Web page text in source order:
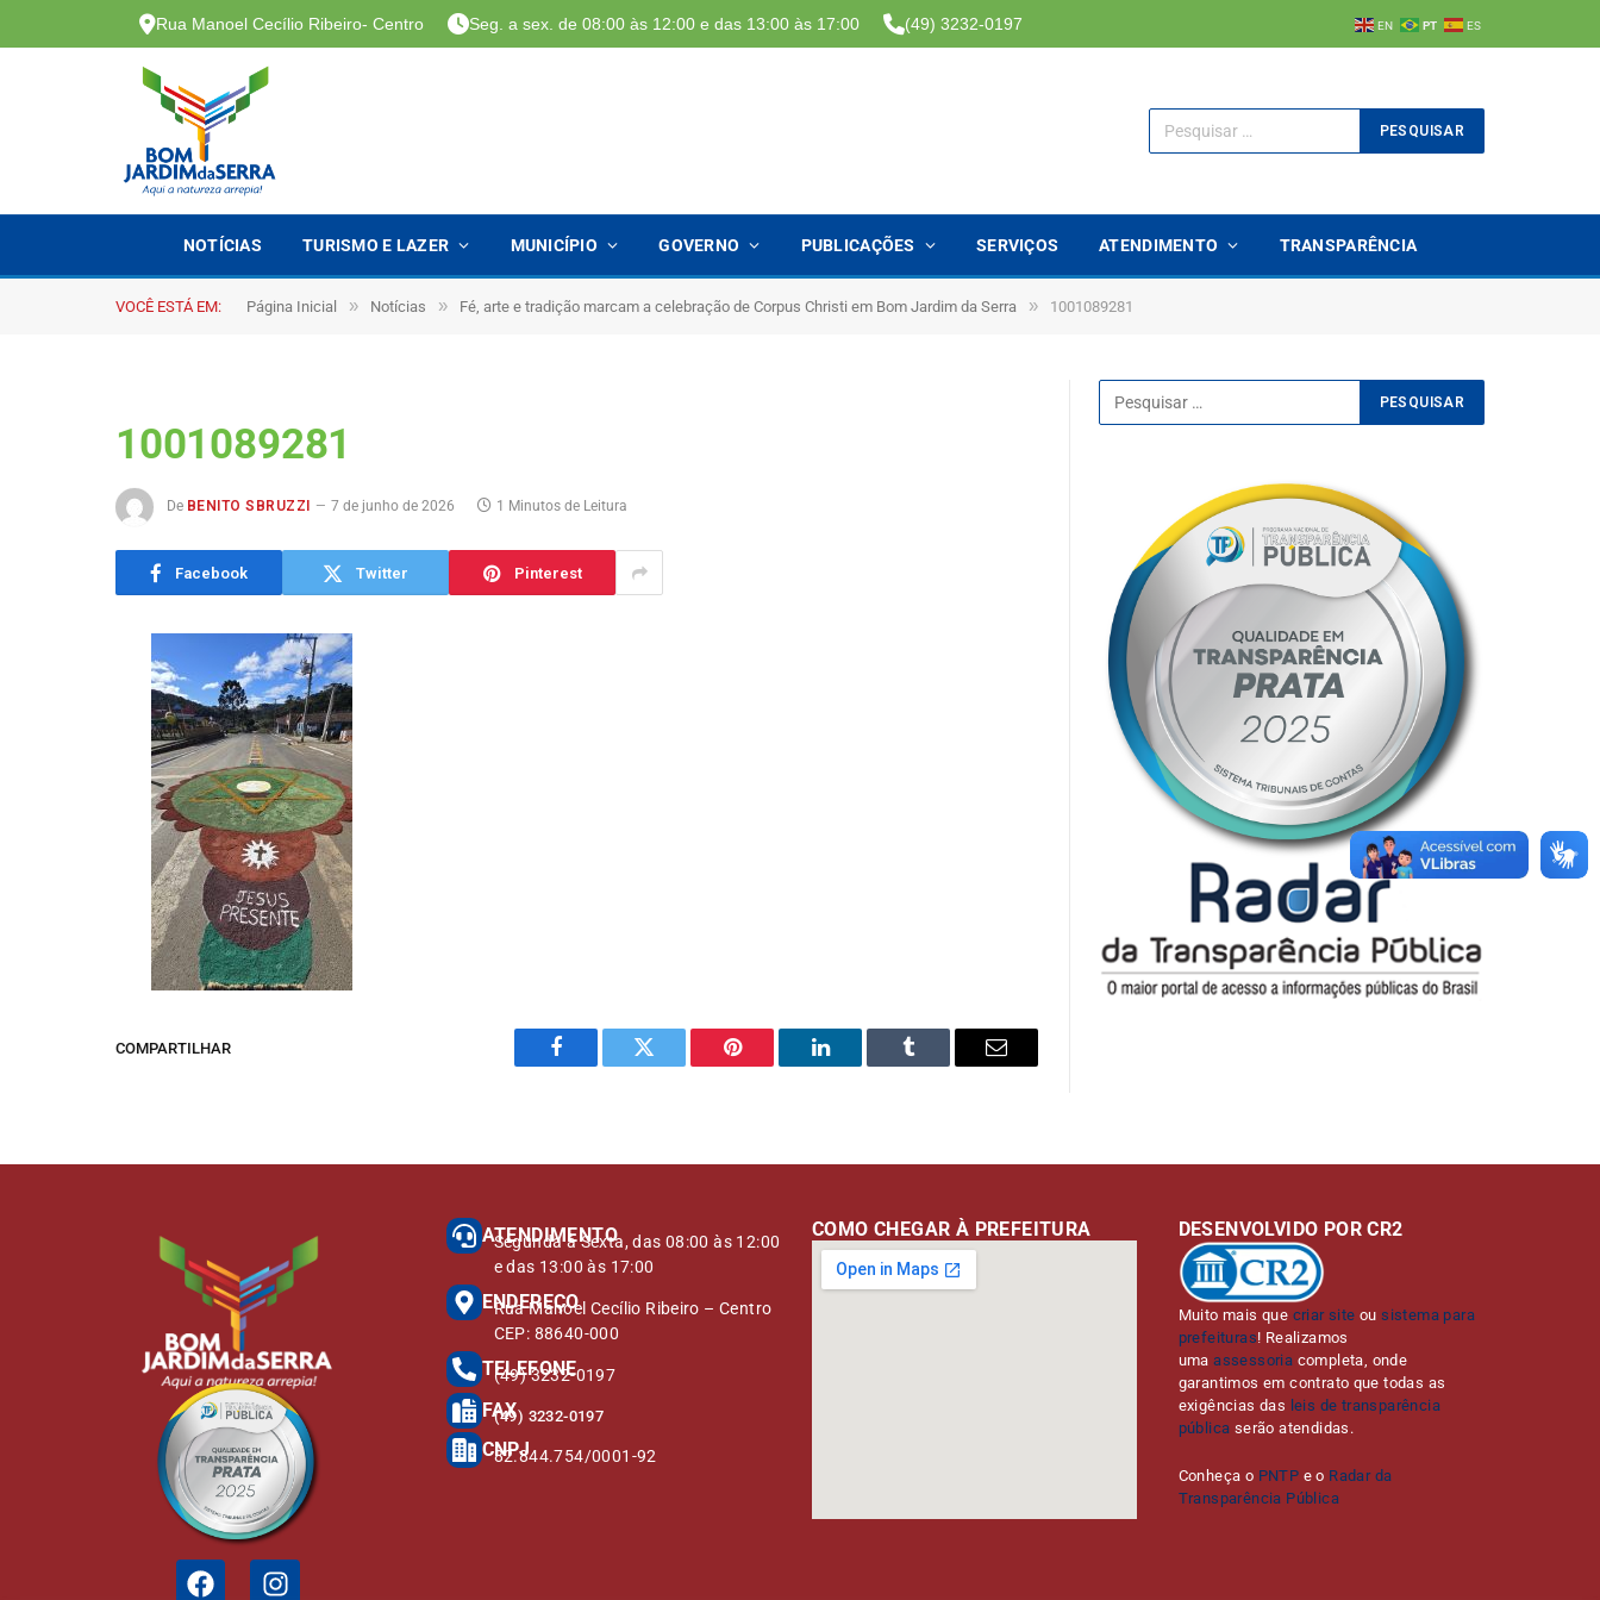
Rua Manoel Cecílio Ribeiro- Centro Seg. a sex. de 08:00 às 12:00 e das 13:00 às 17:00 (49) 3232-0197 EN PT ES
NOTÍCIAS TURISMO E LAZER MUNICÍPIO GOVERNO PUBLICAÇÕES SERVIÇOS ATENDIMENTO TRANSPARÊNCIA
VOCÊ ESTÁ EM: Página Inicial » Notícias » Fé, arte e tradição marcam a celebração de Corpus Christi em Bom Jardim da Serra » 1001089281
1001089281
De BENITO SBRUZZI 7 de junho de 2026 1 Minutos de Leitura
Facebook Twitter Pinterest
COMPARTILHAR
Facebook Twitter Pinterest LinkedIn Tumblr
E-
ATENDIMENTO
Segunda à Sexta, das 08:00 às 12:00
e das 13:00 às 17:00
ENDEREÇO
Rua Manoel Cecílio Ribeiro – Centro
CEP: 88640-000
TELEFONE
(49) 3232-0197
FAX
(49) 3232-0197
CNPJ
82.844.754/0001-92
COMO CHEGAR À PREFEITURA DESENVOLVIDO POR CR2
Muito mais que criar site ousistema para
prefeituras! Realizamos
umaassessoria completa, onde
garantimos em contrato que todas as
exigências das leis de transparência
pública serão atendidas.
Conheça o PNTP e o Radar da
Transparência Pública